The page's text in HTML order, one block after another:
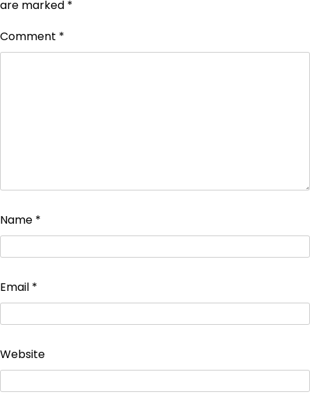
are marked *
Comment *
Name *
Email *
Website